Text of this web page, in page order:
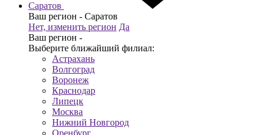
Саратов
Ваш регион - Саратов
Нет, изменить регион Да
Ваш регион -
Выберите ближайший филиал:
Астрахань
Волгоград
Воронеж
Краснодар
Липецк
Москва
Нижний Новгород
Оренбург